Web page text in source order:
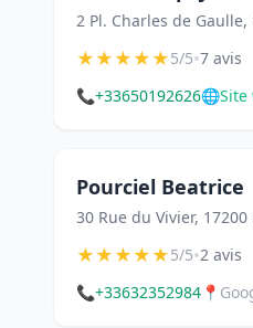
2 Pl. Charles de Gaulle,
★★★★★5/5•7 avis
📞+33650192626🌐Site
Pourciel Beatrice
30 Rue du Vivier, 17200
★★★★★5/5•2 avis
📞+33632352984 📍